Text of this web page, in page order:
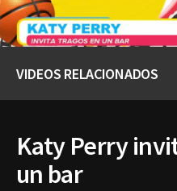
VIDEOS RELACIONADOS
Katy Perry
un bar